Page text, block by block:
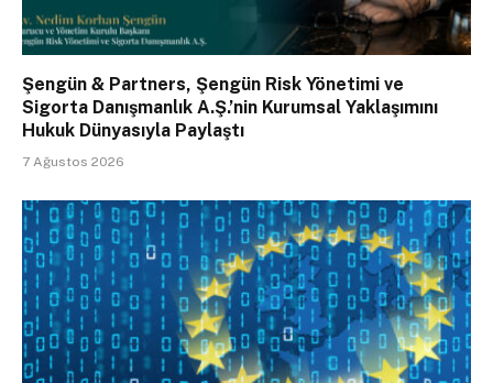
Şengün & Partners, Şengün Risk Yönetimi ve
Sigorta Danışmanlık A.Ş.’nin Kurumsal Yaklaşımını
Hukuk Dünyasıyla Paylaştı
7 Ağustos 2026